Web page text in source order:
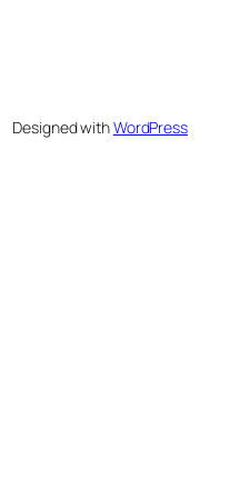
Designed withWordPress